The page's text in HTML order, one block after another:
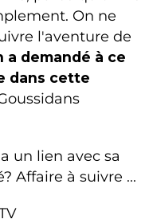
On ne
l'aventure de
a demandé à ce
dans cette
un lien avec sa
Affaire à suivre ...